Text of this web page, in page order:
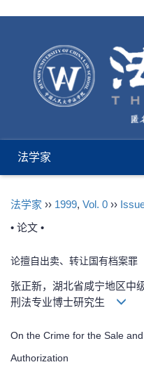
法学家
法学家 ›› 1999, Vol. 0 ››
• 论文 •
论擅自出卖、转让国有档案罪
张正新，湖北省咸宁地区中
刑法专业博士研究生
On the Crime for the Sale
Authorization